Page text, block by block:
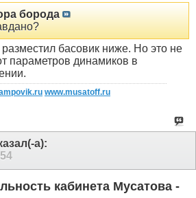
борода
басовик ниже. Но это не
параметров динамиков в
www.musatoff.ru
а):
кабинета Мусатова -